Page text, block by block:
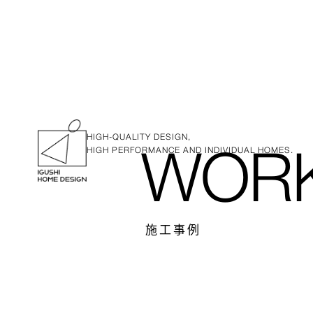
HIGH-QUALITY DESIGN,
HIGH PERFORMANCE AND INDIVIDUAL HOMES.
施工事例